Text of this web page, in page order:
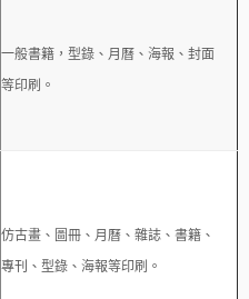
一般書籍，型錄、月曆、海報、封面
等印刷。
仿古畫、圖冊、月曆、雜誌、書籍、
專刊、型錄、海報等印刷。